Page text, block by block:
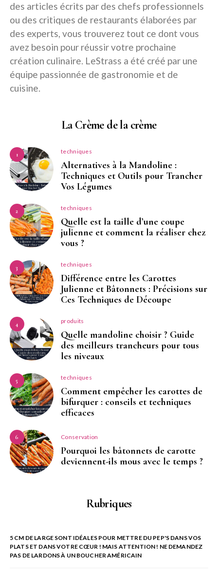
des articles écrits par des chefs professionnels
ou des critiques de restaurants élaborées par
des experts, vous trouverez tout ce dont vous
avez besoin pour réussir votre prochaine
création culinaire. LeStrass a été créé par une
équipe passionnée de gastronomie et de
cuisine.
La Crème de la crème
1 techniques
Alternatives à la Mandoline :
Techniques et Outils pour Trancher
Vos Légumes
2 techniques
Quelle est la taille d’une coupe
julienne et comment la réaliser chez
vous ?
3 techniques
Différence entre les Carottes
Julienne et Bâtonnets : Précisions sur
Ces Techniques de Découpe
4 produits
Quelle mandoline choisir ? Guide
des meilleurs trancheurs pour tous
les niveaux
5 techniques
Comment empêcher les carottes de
bifurquer : conseils et techniques
efficaces
6 Conservation
Pourquoi les bâtonnets de carotte
deviennent-ils mous avec le temps ?
Rubriques
5 CM DE LARGE SONT IDÉALES POUR METTRE DU PEP'S DANS VOS
PLATS ET DANS VOTRE CŒUR ! MAIS ATTENTION ! NE DEMANDEZ
PAS DE LARDONS À UN BOUCHER AMÉRICAIN